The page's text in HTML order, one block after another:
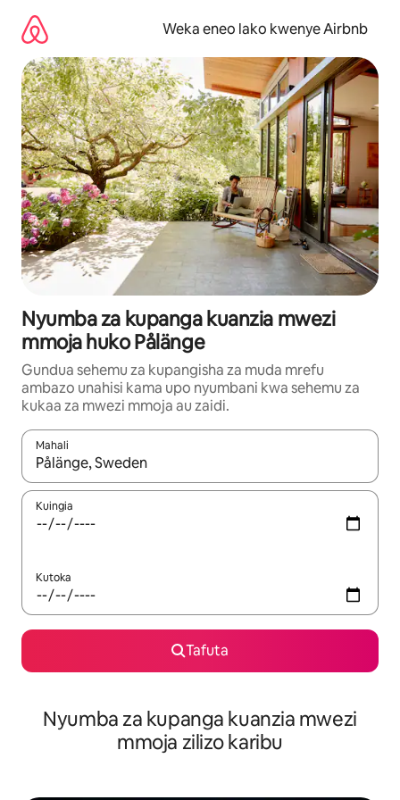
kwenda
kwenye
maudhui
Weka eneo lako kwenye Airbnb
Nyumba za kupanga kuanzia mwezi
mmoja huko Pålänge
Gundua sehemu za kupangisha za muda mrefu
ambazo unahisi kama upo nyumbani kwa sehemu za
kukaa za mwezi mmoja au zaidi.
Mahali
Wakati matokeo yanapatikana, vinjari kwa kutumia vitufe vya
Kuingia
Kutoka
Tafuta
Nyumba za kupanga kuanzia mwezi
mmoja zilizo karibu